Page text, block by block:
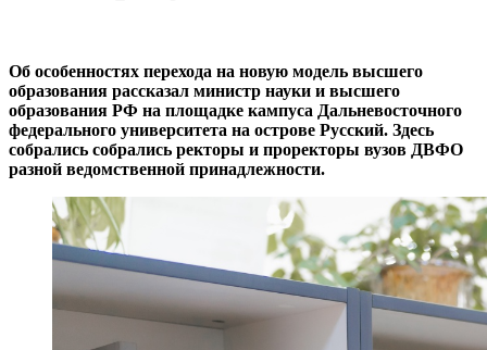
Об особенностях перехода на новую модель высшего
образования рассказал министр науки и высшего
образования РФ на площадке кампуса Дальневосточного
федерального университета на острове Русский. Здесь
собрались собрались ректоры и проректоры вузов ДВФО
разной ведомственной принадлежности.